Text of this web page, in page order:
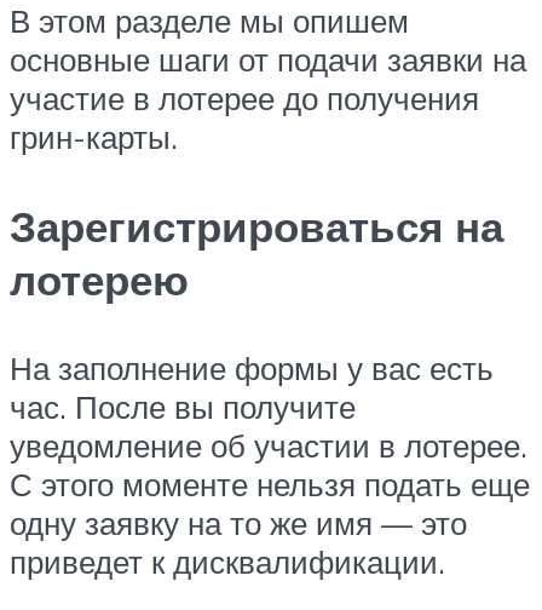
В этом разделе мы опишем
основные шаги от подачи заявки на
участие в лотерее до получения
грин-карты.
Зарегистрироваться на
лотерею
На заполнение формы у вас есть
час. После вы получите
уведомление об участии в лотерее.
С этого моменте нельзя подать еще
одну заявку на то же имя — это
приведет к дисквалификации.